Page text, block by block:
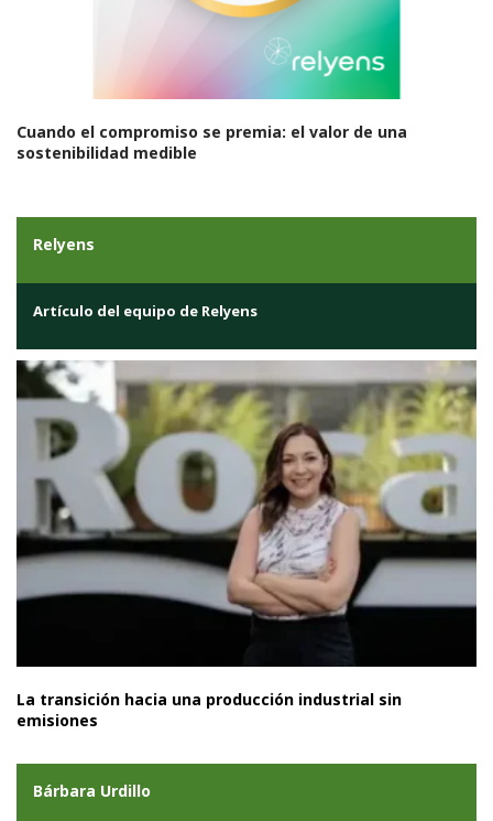
Cuando el compromiso se premia: el valor de una
sostenibilidad medible
Relyens
Artículo del equipo de Relyens
La transición hacia una producción industrial sin
emisiones
Bárbara Urdillo